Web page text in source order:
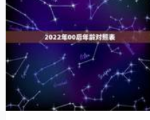
毛、羽扇等含义，书羽作
理解为，希望这个女孩将
的希望她性情柔和。
虎年土属性的字
【文峥】